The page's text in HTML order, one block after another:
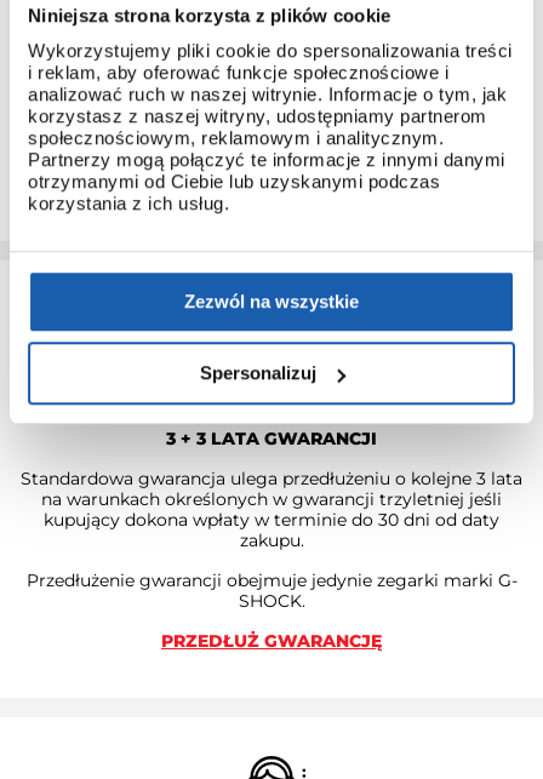
Niniejsza strona korzysta z plików cookie
Wykorzystujemy pliki cookie do spersonalizowania treści
i reklam, aby oferować funkcje społecznościowe i
analizować ruch w naszej witrynie. Informacje o tym, jak
korzystasz z naszej witryny, udostępniamy partnerom
społecznościowym, reklamowym i analitycznym.
Partnerzy mogą połączyć te informacje z innymi danymi
otrzymanymi od Ciebie lub uzyskanymi podczas
korzystania z ich usług.
Zezwól na wszystkie
Spersonalizuj
INSTRUKCJA OBSŁUGI
Do każdego modelu G-SHOCK, który pochodzi z
dystrybucji ZIBI dołączana jest instrukcja obsługi w języku
polskim.
Dzięki temu łatwo poznasz obsługę nawet najbardziej
zaawansowanych modeli.
3 + 3 LATA GWARANCJI
Standardowa gwarancja ulega przedłużeniu o kolejne 3 lata
na warunkach określonych w gwarancji trzyletniej jeśli
kupujący dokona wpłaty w terminie do 30 dni od daty
zakupu.
Przedłużenie gwarancji obejmuje jedynie zegarki marki G-
SHOCK.
PRZEDŁUŻ GWARANCJĘ